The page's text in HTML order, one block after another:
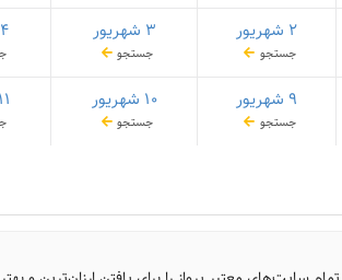
۲ شهریور
جستجو
۳ شهریور
جستجو
۴ شهریور
۹ شهریور
جستجو
۱۰ شهریور
جستجو
۱۱ شهریور